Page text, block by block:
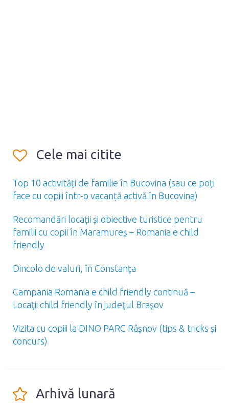
Cele mai citite
Top 10 activități de familie în Bucovina (sau ce poți
face cu copiii într-o vacanță activă în Bucovina)
Recomandări locaţii și obiective turistice pentru
familii cu copii în Maramureș – Romania e child
friendly
Dincolo de valuri, în Constanţa
Campania Romania e child friendly continuă –
Locaţii child friendly în judeţul Braşov
Vizita cu copiii la DINO PARC Râşnov (tips & tricks și
concurs)
Arhivă lunară